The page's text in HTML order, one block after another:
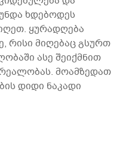
ხდებოდეს
ყურადღება
რისი მიღებაც გსურთ
ასე შეიქმნით
მოამზედათ
დიდი ნაკადი